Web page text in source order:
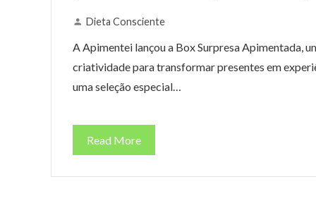
Dieta Consciente
A Apimentei lançou a Box Surpresa Apimentada,
criatividade para transformar presentes em
uma seleção especial…
Read More